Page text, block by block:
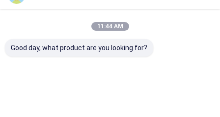
11:44 AM
Good day, what product are you looking for?